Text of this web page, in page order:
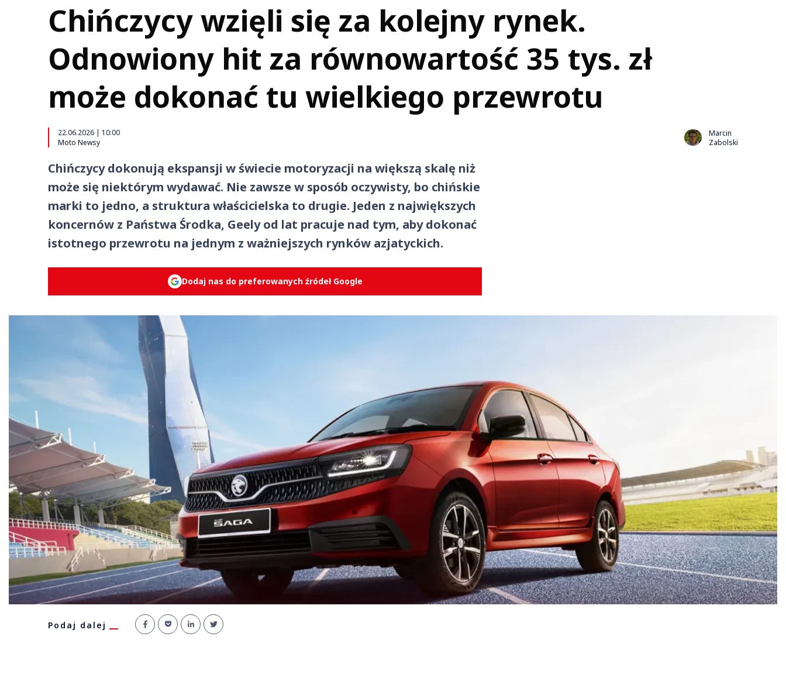
Chińczycy wzięli się za kolejny rynek.
Odnowiony hit za równowartość 35 tys. zł
może dokonać tu wielkiego przewrotu
22.06.2026 | 10:00
Moto Newsy
Marcin
Zabolski
Chińczycy dokonują ekspansji w świecie motoryzacji na większą skalę niż
może się niektórym wydawać. Nie zawsze w sposób oczywisty, bo chińskie
marki to jedno, a struktura właścicielska to drugie. Jeden z największych
koncernów z Państwa Środka, Geely od lat pracuje nad tym, aby dokonać
istotnego przewrotu na jednym z ważniejszych rynków azjatyckich.
Dodaj nas do preferowanych źródeł Google
Podaj dalej